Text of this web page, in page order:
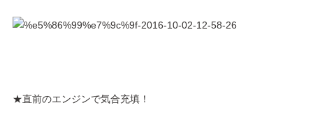
★直前のエンジンで気合充填！